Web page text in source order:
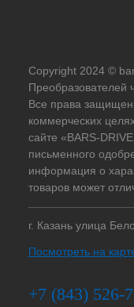
Copyright 2024 ©
Преобразователей
Все права
коммерческих
сайте «BARS-
письменного
информация о
товаров может
г. Казань улица
Посмотреть на
+7 (843) 526-